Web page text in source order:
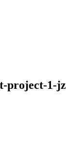
project-1-